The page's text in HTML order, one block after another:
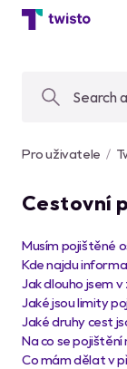
Pro uživatele
Cestovní
Musím pojištěné
Kde najdu
Jak dlouho jsem
Jaké jsou limity
Jaké druhy cest
Na co se
Co mám dělat v